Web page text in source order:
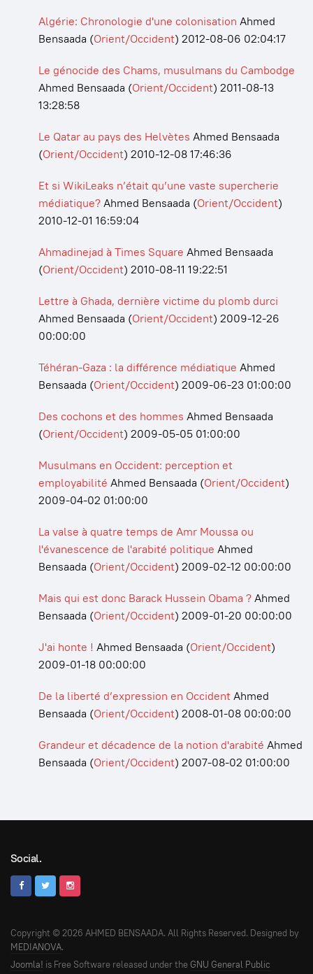
Algérie: Chronologie d'une colonisation Ahmed
Bensaada (Orient/Occident) 2012-08-06 02:04:17
Le génocide des Chams, musulmans du Cambodge
Ahmed Bensaada (Orient/Occident) 2011-08-13
13:28:58
Le Qatar au pays des Helvètes Ahmed Bensaada
(Orient/Occident) 2010-12-08 17:46:36
Et si WikiLeaks n’était qu’une vaste supercherie
médiatique?Ahmed Bensaada (Orient/Occident)
2010-12-01 16:59:04
Ahmadinejad à Times Square Ahmed Bensaada
(Orient/Occident) 2010-08-11 19:22:51
Lettre à Ghada, dernière victime du plomb durci
Ahmed Bensaada (Orient/Occident) 2009-12-26
00:00:00
Téhéran-Gaza : la différence médiatique Ahmed
Bensaada (Orient/Occident) 2009-06-23 01:00:00
Des cochons et des hommes Ahmed Bensaada
(Orient/Occident) 2009-05-05 01:00:00
Musulmans en Occident: perception et
employabilité Ahmed Bensaada (Orient/Occident)
2009-04-02 01:00:00
La valse à quatre temps de Amr Moussa ou
l'évanescence de l'arabité politique Ahmed
Bensaada (Orient/Occident) 2009-02-12 00:00:00
Mais qui est donc Barack Hussein Obama ?Ahmed
Bensaada (Orient/Occident) 2009-01-20 00:00:00
J'ai honte ! Ahmed Bensaada (Orient/Occident)
2009-01-18 00:00:00
De la liberté d’expression en OccidentAhmed
Bensaada (Orient/Occident) 2008-01-08 00:00:00
Grandeur et décadence de la notion d'arabité Ahmed
Bensaada (Orient/Occident) 2007-08-02 01:00:00
Social.
Copyright © 2026 AHMED BENSAADA. All Rights Reserved. Designed by
MEDIANOVA.
Joomla! is Free Software released under the GNU General Public